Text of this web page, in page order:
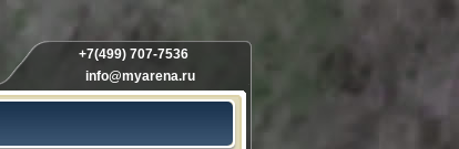
+7(499) 707-7536
info@myarena.ru